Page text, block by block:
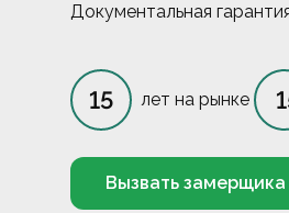
Документальная
15 лет на рынке
Вызвать замерщика